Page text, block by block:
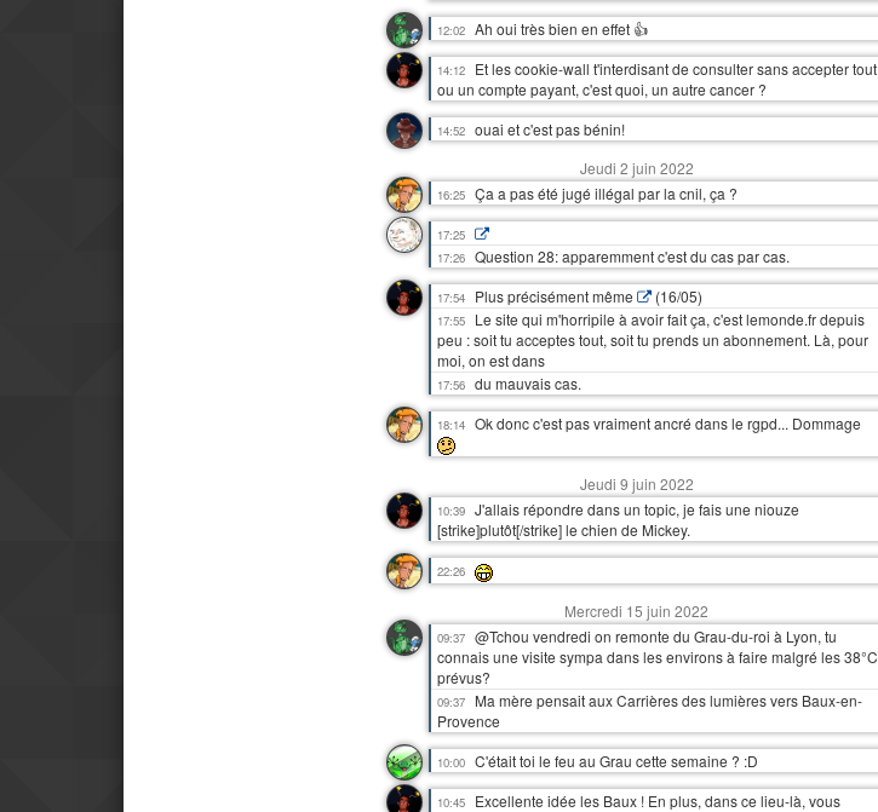
12:02 Ah oui très bien en effet 👍
14:12
Et les cookie-wall t'interdisant de consulter sans accepter tout
ou un compte payant, c'est quoi, un autre cancer ?
14:52 ouai et c'est pas bénin!
Jeudi 2 juin 2022
16:25 Ça a pas été jugé illégal par la cnil, ça ?
17:25
17:26 Question 28: apparemment c'est du cas par cas.
17:54 Plus précisément même (16/05)
17:55
Le site qui m'horripile à avoir fait ça, c'est lemonde.fr depuis
peu : soit tu acceptes tout, soit tu prends un abonnement. Là, pour
moi, on est dans
17:56 du mauvais cas.
18:14 Ok donc c'est pas vraiment ancré dans le rgpd... Dommage
Jeudi 9 juin 2022
10:39 J'allais répondre dans un topic, je fais une niouze
[strike]plutôt[/strike] le chien de Mickey.
22:26
Mercredi 15 juin 2022
09:37 @Tchou vendredi on remonte du Grau-du-roi à Lyon, tu
connais une visite sympa dans les environs à faire malgré les 38°C
prévus?
09:37
Ma mère pensait aux Carrières des lumières vers Baux-en-
Provence
10:00 C'était toi le feu au Grau cette semaine ? :D
10:45
Excellente idée les Baux ! En plus, dans ce lieu-là, vous